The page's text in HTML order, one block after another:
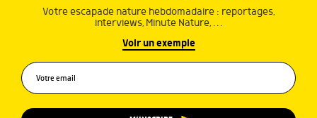
Votre escapade nature hebdomadaire : reportages,
interviews, Minute Nature, …
Voir un exemple